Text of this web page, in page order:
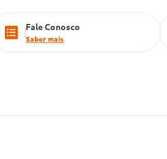
Fale Conosco
Saber mais